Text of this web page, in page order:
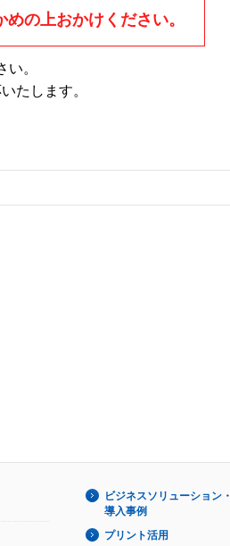
の上おかけください。
。
たします。
ビジネスソリューション・
導入事例
プリント活用